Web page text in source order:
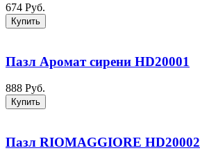
674 Руб.
Купить
Пазл Аромат сирени HD20001
888 Руб.
Купить
Пазл RIOMAGGIORE HD20002